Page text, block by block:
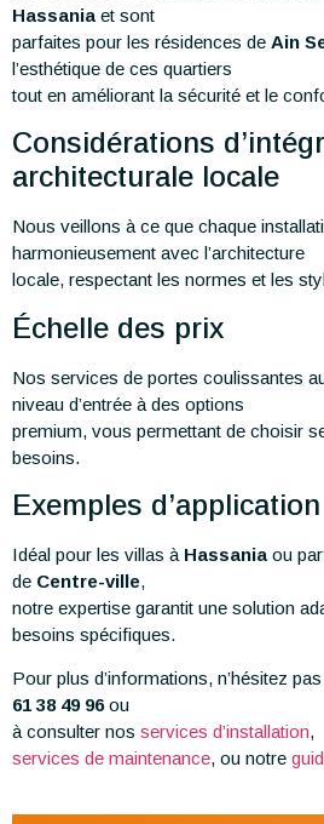
Hassania et sont
parfaites pour les résidences de Ain
l’esthétique de ces quartiers
tout en améliorant la sécurité et le
Considérations
architecturale locale
Nous veillons à ce que chaque
harmonieusement avec l’architecture
locale, respectant les normes et les
Échelle des prix
Nos services de portes coulissantes
niveau d’entrée à des options
premium, vous permettant de choisir
besoins.
Exemples d’application
Idéal pour les villas à Hassania ou
de Centre-ville,
notre expertise garantit une solution
besoins spécifiques.
Pour plus d’informations, n’hésitez
61 38 49 96ou
à consulter nos services d’installation,
services de maintenance, ou notre